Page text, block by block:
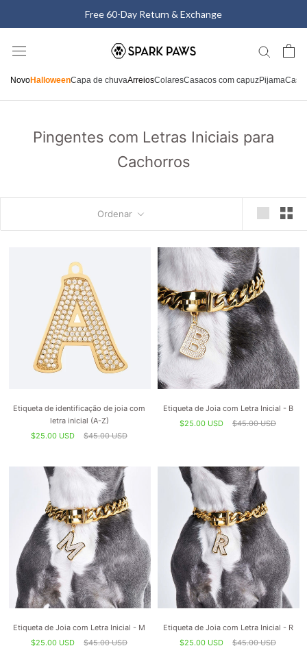
conteúdo
Free 60-Day Return & Exchange
NovoHalloweenCapa de chuvaArreiosColaresCasacos com capuzPijama
Pingentes com Letras Iniciais para
Cachorros
Ordenar
Etiqueta de identificação de joia com
letra inicial (A-Z)
$25.00 USD
$45.00 USD
Etiqueta de Joia com Letra Inicial - B
$25.00 USD
$45.00 USD
Etiqueta de Joia com Letra Inicial - M
$25.00 USD
$45.00 USD
Etiqueta de Joia com Letra Inicial - R
$25.00 USD
$45.00 USD